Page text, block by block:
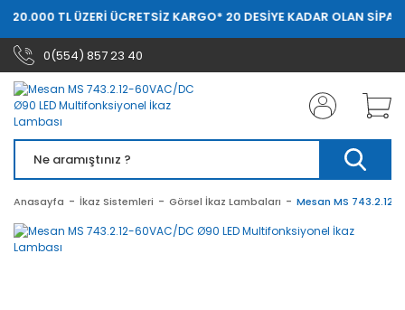
20.000 TL ÜZERİ ÜCRETSİZ KARGO* 20 DESİYE KADAR OLAN
0(554) 857 23 40
Anasayfa İkaz Sistemleri Görsel İkaz Lambaları Mesan MS